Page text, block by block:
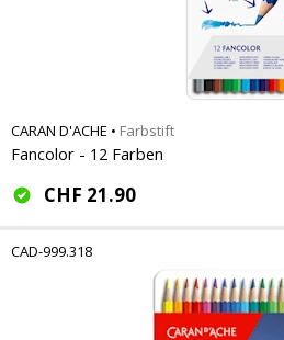
CARAN D'ACHE • Farbstift
Fancolor - 12 Farben
CHF 21.90
CAD-999.318